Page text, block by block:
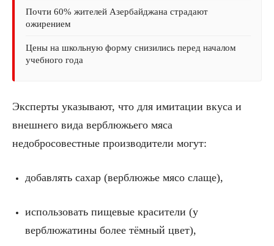
Почти 60% жителей Азербайджана страдают
ожирением
Цены на школьную форму снизились перед началом
учебного года
Эксперты указывают, что для имитации вкуса и
внешнего вида верблюжьего мяса
недобросовестные производители могут:
добавлять сахар (верблюжье мясо слаще),
использовать пищевые красители (у
верблюжатины более тёмный цвет),